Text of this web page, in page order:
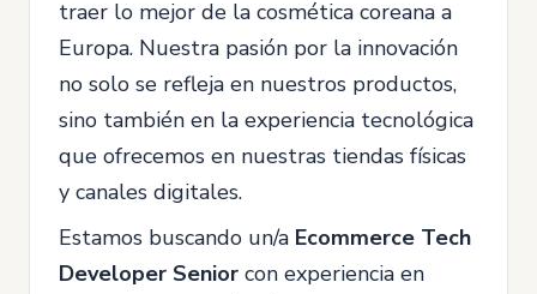
traer lo mejor de la cosmética coreana a
Europa. Nuestra pasión por la innovación
no solo se refleja en nuestros productos,
sino también en la experiencia tecnológica
que ofrecemos en nuestras tiendas físicas
y canales digitales.
Estamos buscando un/a Ecommerce Tech
Developer Senior con experiencia en